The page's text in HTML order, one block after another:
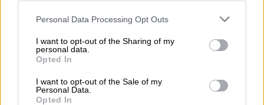
Please note that this website/app uses one or more Google
not limited to your visit or usage behaviour. You may click to
grant or deny consent to Google and its third-party tags to
use your data for below specified purposes in below Google
consent section.
Personal Data Processing Opt Outs
I want to opt-out of the Sharing of my
personal data.
Opted In
I want to opt-out of the Sale of my
Personal Data.
Opted In
Σύμφωνα με πηγές του υπουργείου
Ναυτιλίας που επικαλείται το ΑΠΕ-ΜΠΕ,
στηνευρύτερη περιοχή του Περσικού
Κόλπουκαι τουΚόλπου του Ομάν
βρίσκονται
αυτή τη στιγμή περίπου
ελληνικών